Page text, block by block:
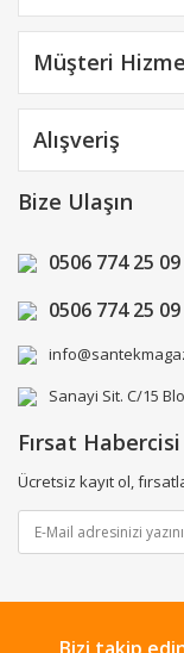
Müşteri
Alışveriş
Bize Ulaşın
0506 774 25 09
0506 774 25 09
Sanayi Sit. C/15
Fırsat Habercisi
Ücretsiz kayıt ol,